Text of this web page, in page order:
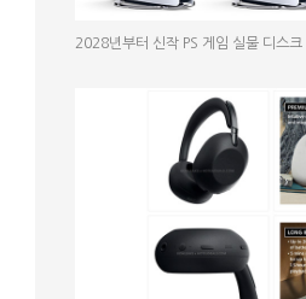
2028년부터 신작 PS 게임 실물 디스크